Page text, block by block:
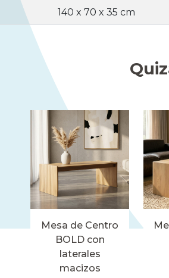
140 x 70 x 35 cm
Mesa de Centro
BOLD con
laterales
macizos